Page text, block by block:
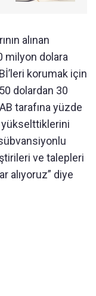
alınan
milyon dolara
korumak için
dolardan 30
tarafına yüzde
yükselttiklerini
ve talepleri
alıyoruz” diye